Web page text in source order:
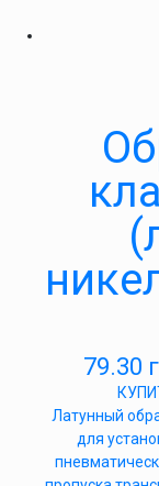
79.30
Латунный
для